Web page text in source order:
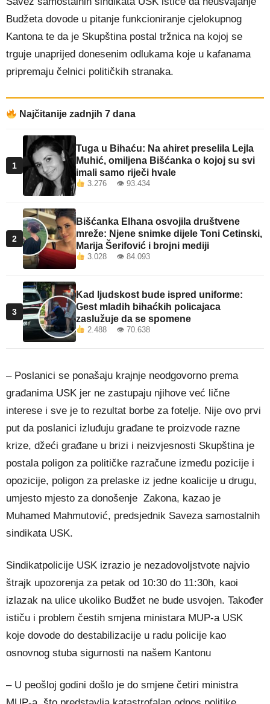
Budžeta dovode u pitanje funkcioniranje cjelokupnog
Kantona te da je Skupština postal tržnica na kojoj se
trguje unaprijed donesenim odlukama koje u kafanama
pripremaju čelnici političkih stranaka.
Najčitanije zadnjih 7 dana
1
Tuga u Bihaću: Na ahiret preselila Lejla
Muhić, omiljena Bišćanka o kojoj su svi
imali samo riječi hvale
3.276 👁 93.434
2
Bišćanka Elhana osvojila društvene
mreže: Njene snimke dijele Toni Cetinski,
Marija Šerifović i brojni mediji
3.028 👁 84.093
3
Kad ljudskost bude ispred uniforme:
Gest mladih bihaćkih policajaca
zaslužuje da se spomene
2.488 👁 70.638
– Poslanici se ponašaju krajnje neodgovorno prema
građanima USK jer ne zastupaju njihove već lične
interese i sve je to rezultat borbe za fotelje. Nije ovo prvi
put da poslanici izluđuju građane te proizvode razne
krize, džeći građane u brizi i neizvjesnosti Skupština je
postala poligon za političke razračune između pozicije i
opozicije, poligon za prelaske iz jedne koalicije u drugu,
umjesto mjesto za donošenje Zakona, kazao je
Muhamed Mahmutović, predsjednik Saveza samostalnih
sindikata USK.
Sindikatpolicije USK izrazio je nezadovoljstvote najvio
štrajk upozorenja za petak od 10:30 do 11:30h, kaoi
izlazak na ulice ukoliko Budžet ne bude usvojen. Također
ističu i problem čestih smjena ministara MUP-a USK
koje dovode do destabilizacije u radu policije kao
osnovnog stuba sigurnosti na našem Kantonu
– U peošloj godini došlo je do smjene četiri ministra